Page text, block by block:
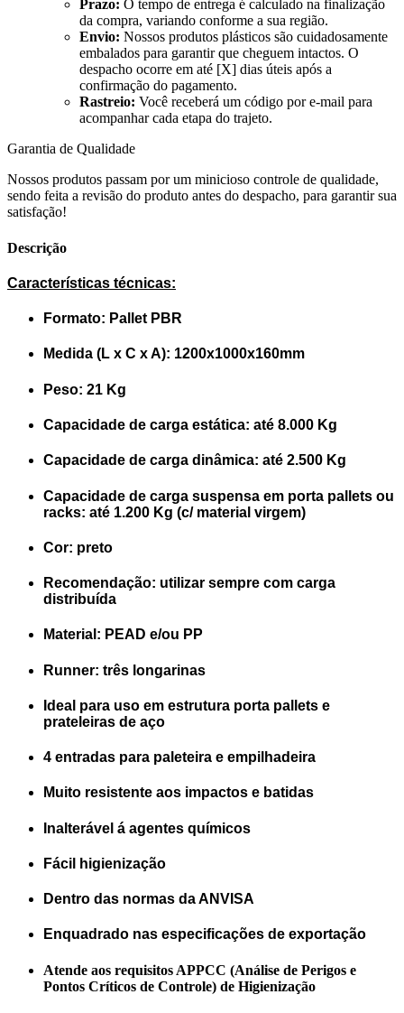
Prazo: O tempo de entrega é calculado na finalização
da compra, variando conforme a sua região.
Envio: Nossos produtos plásticos são cuidadosamente
embalados para garantir que cheguem intactos. O
despacho ocorre em até [X] dias úteis após a
confirmação do pagamento.
Rastreio: Você receberá um código por e-mail para
acompanhar cada etapa do trajeto.
Garantia de Qualidade
Nossos produtos passam por um minicioso controle de qualidade,
sendo feita a revisão do produto antes do despacho, para garantir sua
satisfação!
Descrição
Características técnicas:
Formato: Pallet PBR
Medida (L x C x A): 1200x1000x160mm
Peso: 21 Kg
Capacidade de carga estática: até 8.000 Kg
Capacidade de carga dinâmica: até 2.500 Kg
Capacidade de carga suspensa em porta pallets ou
racks: até 1.200 Kg (c/ material virgem)
Cor: preto
Recomendação: utilizar sempre com carga
distribuída
Material: PEAD e/ou PP
Runner: três longarinas
Ideal para uso em estrutura porta pallets e
prateleiras de aço
4 entradas para paleteira e empilhadeira
Muito resistente aos impactos e batidas
Inalterável á agentes químicos
Fácil higienização
Dentro das normas da ANVISA
Enquadrado nas especificações de exportação
Atende aos requisitos APPCC (Análise de Perigos e
Pontos Críticos de Controle) de Higienização